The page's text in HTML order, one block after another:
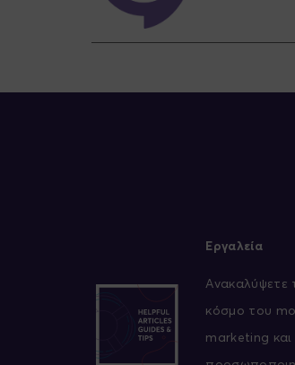
Εργαλεία
Aνακαλύψετε
κόσμο του
marketing και